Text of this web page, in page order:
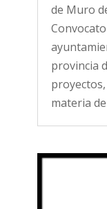
de Muro
provincia
materia